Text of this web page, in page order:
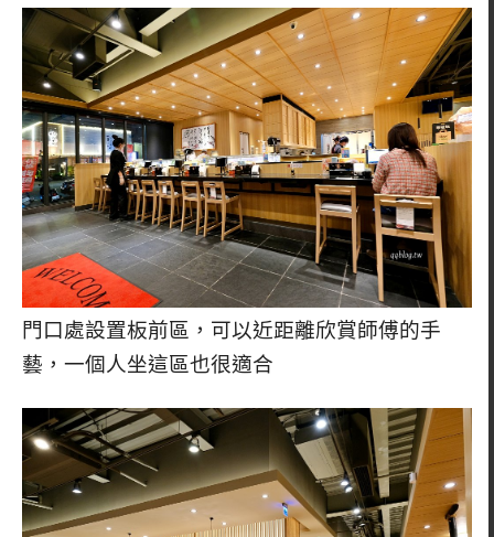
門口處設置板前區，可以近距離欣賞師傅的手
藝，一個人坐這區也很適合